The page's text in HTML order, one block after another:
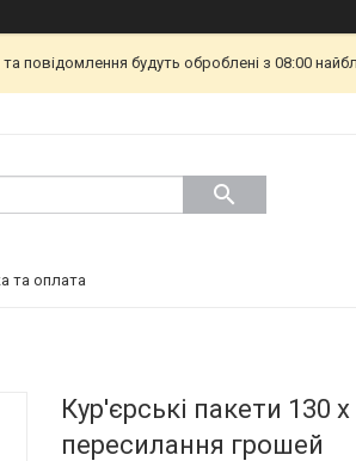
повідомлення будуть оброблені з 08:00
та оплата
Кур'єрські пакети 130
пересилання грошей